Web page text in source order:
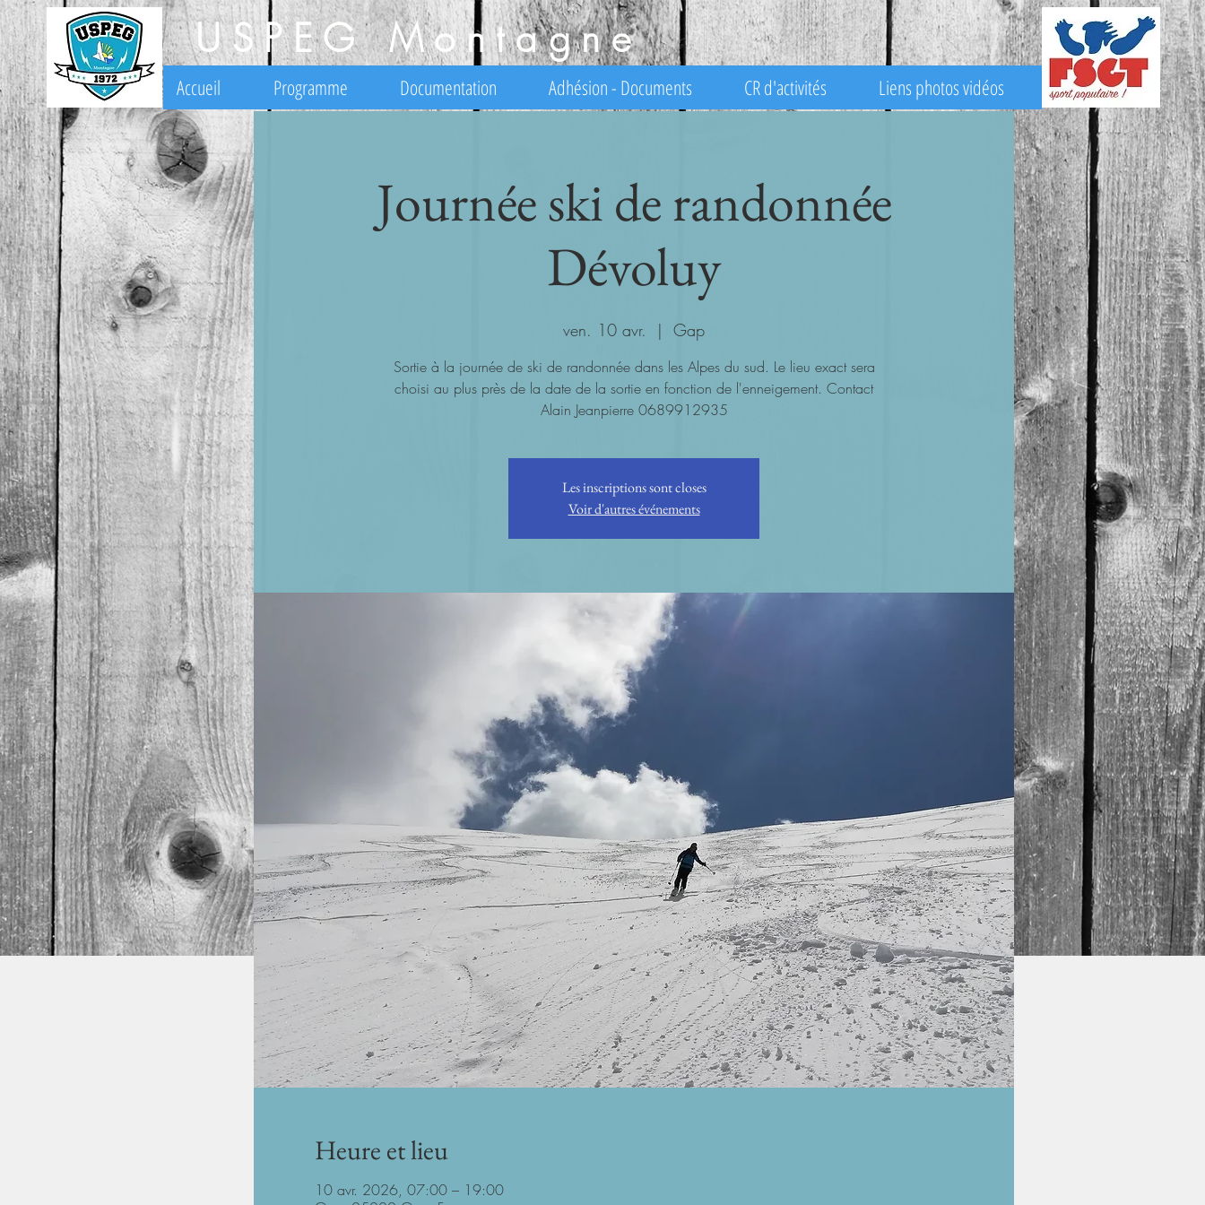
USPEG Montagne
Accueil Programme Documentation Adhésion - Documents CR d'activités Liens photos vidéos
Journée ski de randonnée
Dévoluy
ven. 10 avr.
  |
Gap
Sortie à la journée de ski de randonnée dans les Alpes du sud. Le lieu exact sera
choisi au plus près de la date de la sortie en fonction de l'enneigement. Contact
Alain Jeanpierre 0689912935
Les inscriptions sont closes
Voir d'autres événements
Heure et lieu
10 avr. 2026, 07:00 – 19:00